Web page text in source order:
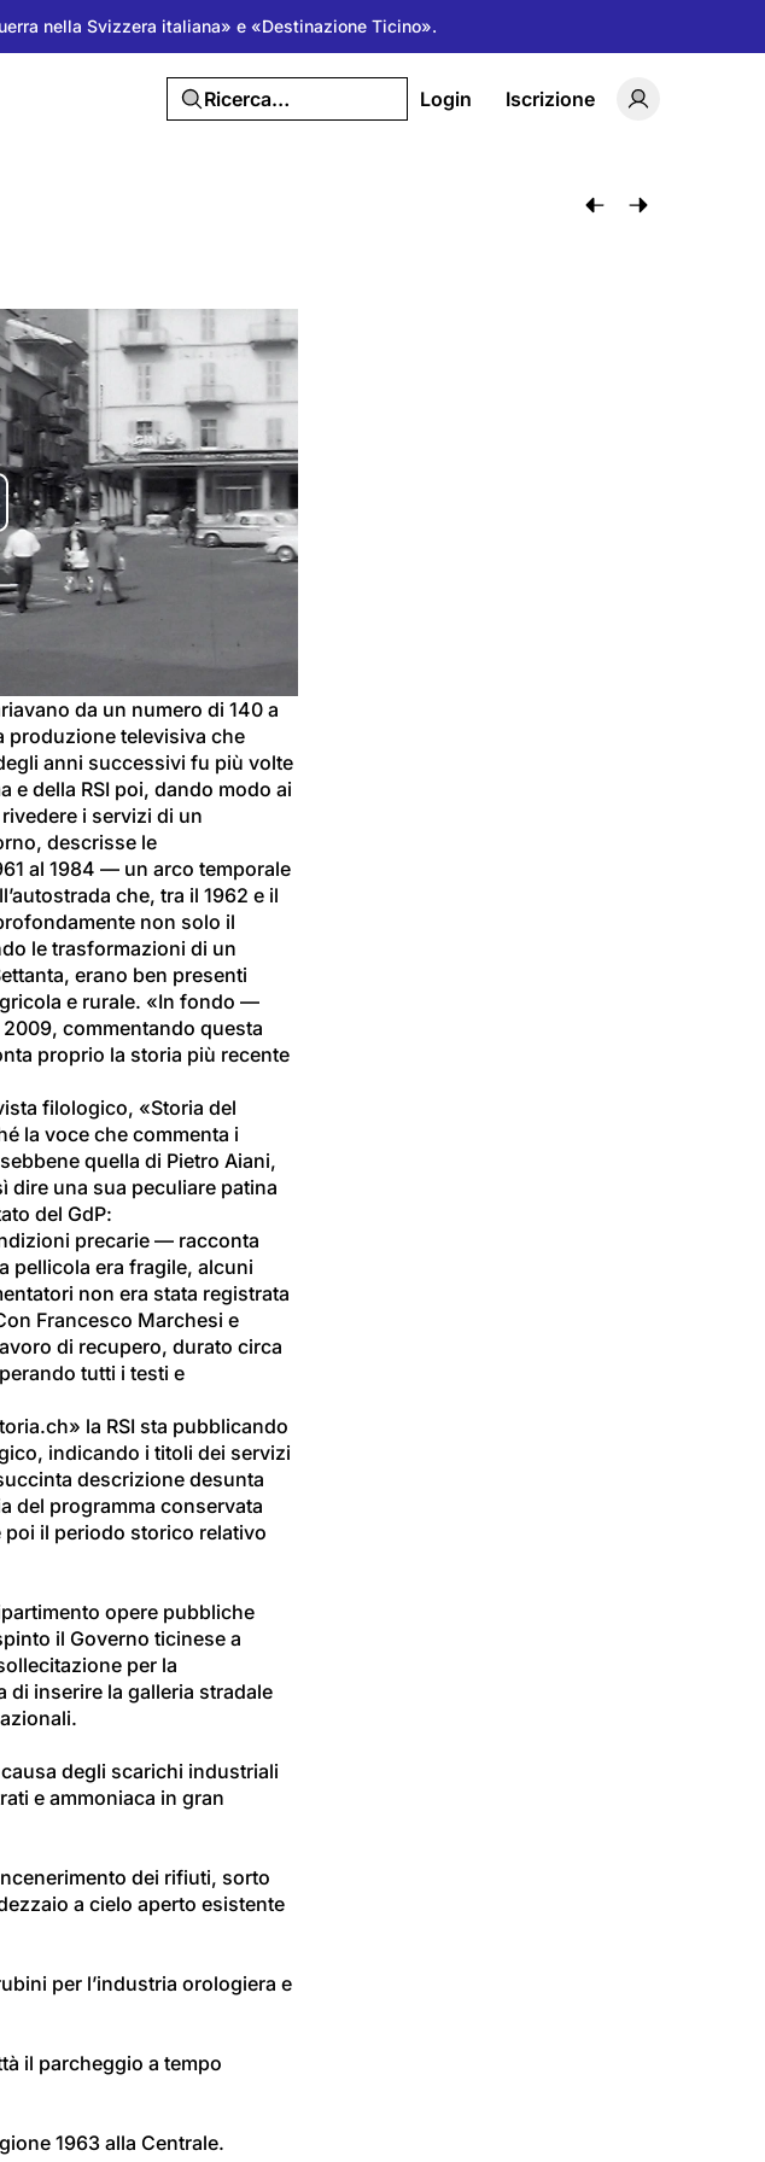
nella Svizzera italiana» e «Destinazione Ticino».
Ricerca… Login Iscrizione
Attiva/
da un numero di 140 a
produzione televisiva che
anni successivi fu più volte
e della RSI poi, dando modo ai
i servizi di un
descrisse le
al 1984 — un arco temporale
che, tra il 1962 e il
non solo il
le trasformazioni di un
erano ben presenti
e rurale. «In fondo —
commentando questa
proprio la storia più recente
filologico, «Storia del
la voce che commenta i
quella di Pietro Aiani,
dire una sua peculiare patina
del GdP:
precarie — racconta
pellicola era fragile, alcuni
non era stata registrata
Francesco Marchesi e
di recupero, durato circa
tutti i testi e
la RSI sta pubblicando
indicando i titoli dei servizi
descrizione desunta
del programma conservata
poi il periodo storico relativo
opere pubbliche
il Governo ticinese a
per la
di inserire la galleria stradale
degli scarichi industriali
e ammoniaca in gran
dei rifiuti, sorto
a cielo aperto esistente
per l’industria orologiera e
il parcheggio a tempo
1963 alla Centrale.